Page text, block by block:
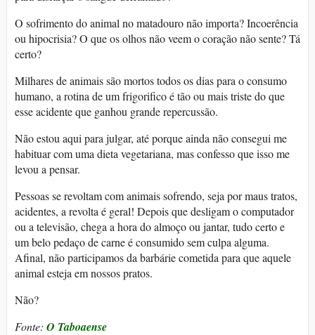
O sofrimento do animal no matadouro não importa? Incoerência
ou hipocrisia? O que os olhos não veem o coração não sente? Tá
certo?
Milhares de animais são mortos todos os dias para o consumo
humano, a rotina de um frigorifico é tão ou mais triste do que
esse acidente que ganhou grande repercussão.
Não estou aqui para julgar, até porque ainda não consegui me
habituar com uma dieta vegetariana, mas confesso que isso me
levou a pensar.
Pessoas se revoltam com animais sofrendo, seja por maus tratos,
acidentes, a revolta é geral! Depois que desligam o computador
ou a televisão, chega a hora do almoço ou jantar, tudo certo e
um belo pedaço de carne é consumido sem culpa alguma.
Afinal, não participamos da barbárie cometida para que aquele
animal esteja em nossos pratos.
Não?
Fonte: O Taboaense